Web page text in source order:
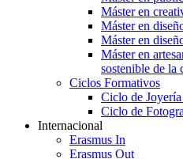
Máster en
Máster en
Máster en
Máster en
sostenible de la
Ciclos Formativos
Ciclo de
Ciclo de
Internacional
Erasmus In
Erasmus Out